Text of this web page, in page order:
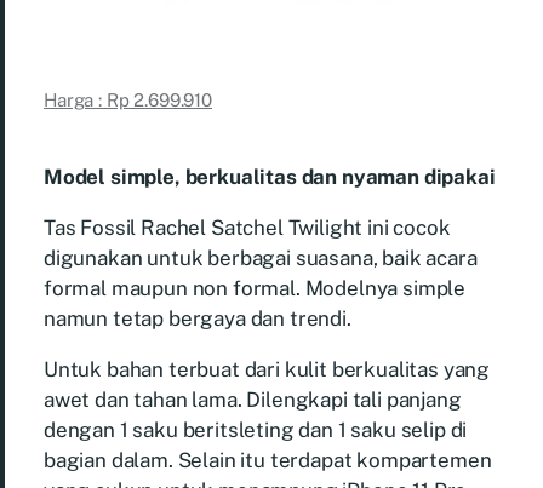
Harga : Rp 2.699.910
Model simple, berkualitas dan nyaman dipakai
Tas Fossil Rachel Satchel Twilight ini cocok
digunakan untuk berbagai suasana, baik acara
formal maupun non formal. Modelnya simple
namun tetap bergaya dan trendi.
Untuk bahan terbuat dari kulit berkualitas yang
awet dan tahan lama. Dilengkapi tali panjang
dengan 1 saku beritsleting dan 1 saku selip di
bagian dalam. Selain itu terdapat kompartemen